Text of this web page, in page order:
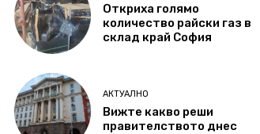
Откриха голямо
количество райски газ в
склад край София
АКТУАЛНО
Вижте какво реши
правителството днес